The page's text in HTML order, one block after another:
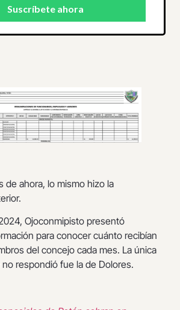
de ahora, lo mismo hizo la
Ojoconmipisto presentó
para conocer cuánto recibían
del concejo cada mes. La única
respondió fue la de Dolores.